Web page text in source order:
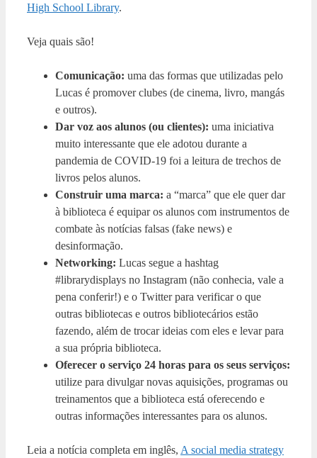
High School Library.
Veja quais são!
Comunicação: uma das formas que utilizadas pelo
Lucas é promover clubes (de cinema, livro, mangás
e outros).
Dar voz aos alunos (ou clientes): uma iniciativa
muito interessante que ele adotou durante a
pandemia de COVID-19 foi a leitura de trechos de
livros pelos alunos.
Construir uma marca: a “marca” que ele quer dar
à biblioteca é equipar os alunos com instrumentos de
combate às notícias falsas (fake news) e
desinformação.
Networking: Lucas segue a hashtag
#librarydisplays no Instagram (não conhecia, vale a
pena conferir!) e o Twitter para verificar o que
outras bibliotecas e outros bibliotecários estão
fazendo, além de trocar ideias com eles e levar para
a sua própria biblioteca.
Oferecer o serviço 24 horas para os seus serviços:
utilize para divulgar novas aquisições, programas ou
treinamentos que a biblioteca está oferecendo e
outras informações interessantes para os alunos.
Leia a notícia completa em inglês, A social media strategy